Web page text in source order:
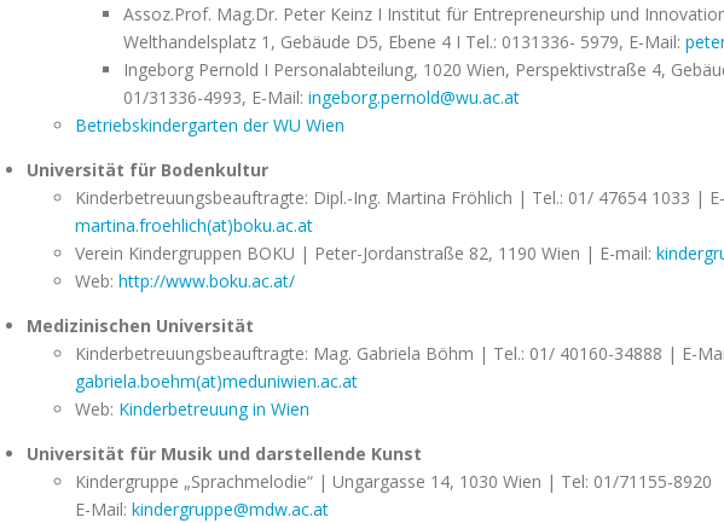
Assoz.Prof. Mag.Dr. Peter Keinz I Institut für Entrepreneurship und
Welthandelsplatz 1, Gebäude D5, Ebene 4 I Tel.: 0131336- 5979, E-Mail:
Ingeborg Pernold I Personalabteilung, 1020 Wien, Perspektivstraße 4,
01/31336-4993, E-Mail: ingeborg.pernold@wu.ac.at
Betriebskindergarten der WU Wien
Universität für Bodenkultur
Kinderbetreuungsbeauftragte: Dipl.-Ing. Martina Fröhlich | Tel.: 01/ 47654 1033 |
martina.froehlich(at)boku.ac.at
Verein Kindergruppen BOKU | Peter-Jordanstraße 82, 1190 Wien | E-mail:
Web: http://www.boku.ac.at/
Medizinischen Universität
Kinderbetreuungsbeauftragte: Mag. Gabriela Böhm | Tel.: 01/ 40160-34888 | E-
gabriela.boehm(at)meduniwien.ac.at
Web: Kinderbetreuung in Wien
Universität für Musik und darstellende Kunst
Kindergruppe „Sprachmelodie“ | Ungargasse 14, 1030 Wien | Tel: 01/71155-8920
E-Mail: kindergruppe@mdw.ac.at